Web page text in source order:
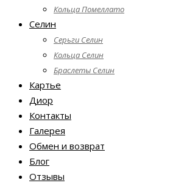
Кольца Помеллато
Селин
Серьги Селин
Кольца Селин
Браслеты Селин
Картье
Диор
Контакты
Галерея
Обмен и возврат
Блог
Отзывы